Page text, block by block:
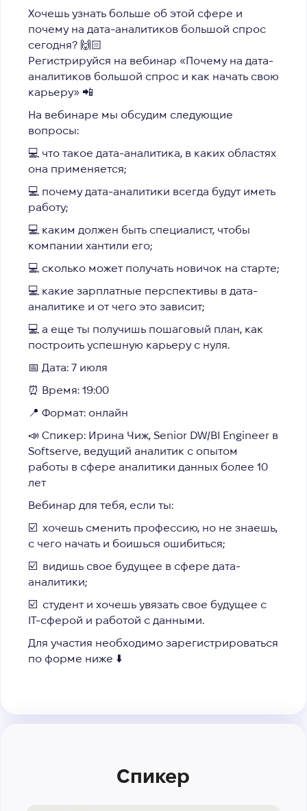
Хочешь узнать больше об этой сфере и
почему на дата-аналитиков большой спрос
сегодня? 🙌🏻
Регистрируйся на вебинар «Почему на дата-
аналитиков большой спрос и как начать свою
карьеру» 📲
На вебинаре мы обсудим следующие
вопросы:
💻 что такое дата-аналитика, в каких областях
она применяется;
💻 почему дата-аналитики всегда будут иметь
работу;
💻 каким должен быть специалист, чтобы
компании хантили его;
💻 сколько может получать новичок на старте;
💻 какие зарплатные перспективы в дата-
аналитике и от чего это зависит;
💻 а еще ты получишь пошаговый план, как
построить успешную карьеру с нуля.
📅 Дата: 7 июля
⏰ Время: 19:00
📍 Формат: онлайн
📣 Спикер: Ирина Чиж, Senior DW/BI Engineer в
Softserve, ведущий аналитик с опытом
работы в сфере аналитики данных более 10
лет
Вебинар для тебя, если ты:
☑️ хочешь сменить профессию, но не знаешь,
с чего начать и боишься ошибиться;
☑️ видишь свое будущее в сфере дата-
аналитики;
☑️ студент и хочешь увязать свое будущее с
IT-сферой и работой с данными.
Для участия необходимо зарегистрироваться
по форме ниже ⬇️
Спикер